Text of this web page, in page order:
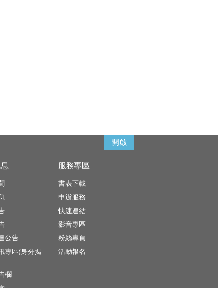
開啟
公告
專區(身分揭
欄
服務專區
書表下載
申辦服務
快速連結
影音專區
粉絲專頁
活動報名